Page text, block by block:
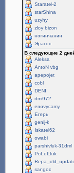
Staratel-2
starShina
uzyhy
zloy bizon
ногинчанин
Эрагон
В следующие 2
Aleksa
AntoN vbg
apepojet
cobl
DENI
dmi972
enovycamy
Егерь
genij-k
Iskatel62
owabi
parshivluk-31dml
PoLeШuk
sangoo